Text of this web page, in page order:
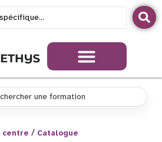
une formation
centre
Catalogue